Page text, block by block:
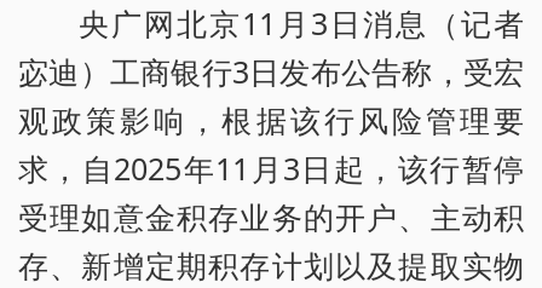
央广网北京11月3日消息（记者
宓迪）工商银行3日发布公告称，受宏
观政策影响，根据该行风险管理要
求，自2025年11月3日起，该行暂停
受理如意金积存业务的开户、主动积
存、新增定期积存计划以及提取实物